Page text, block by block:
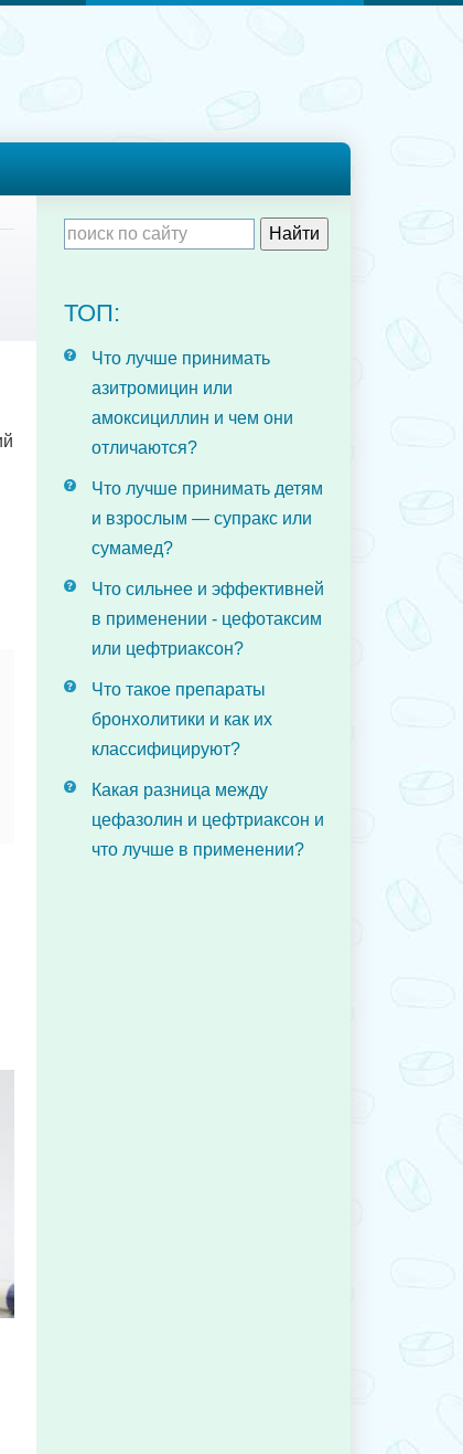
ТОП:
Что лучше принимать
азитромицин или
амоксициллин и чем они
отличаются?
Что лучше принимать детям
и взрослым — супракс или
сумамед?
Что сильнее и эффективней
в применении - цефотаксим
или цефтриаксон?
Что такое препараты
бронхолитики и как их
классифицируют?
Какая разница между
цефазолин и цефтриаксон и
что лучше в применении?